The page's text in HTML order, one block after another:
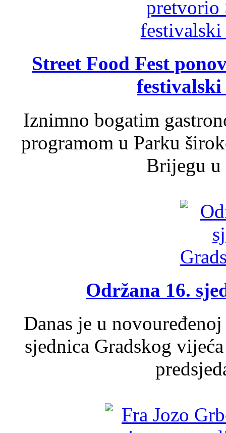
Street Food Fest
Iznimno bogatim
programom u Parku
Brijegu u
Održana 16.
Danas je u
sjednica Gradskog